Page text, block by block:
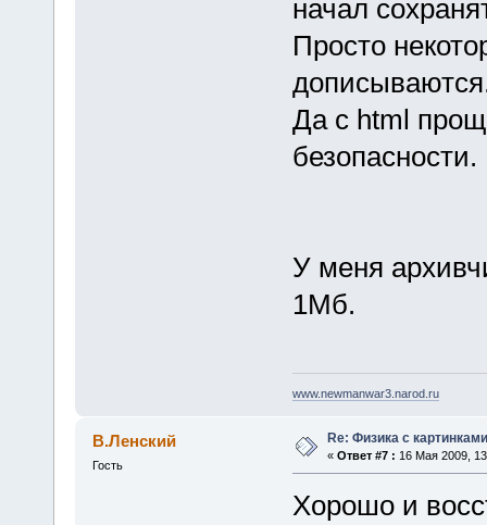
начал
Просто
Да с html
безопасности.
У меня
1Мб.
www.newmanwar3.narod.ru
В.Ленский
Гость
Re: Физика с картинками
« Ответ #7 : 16 Мая 2009,
Хорошо и